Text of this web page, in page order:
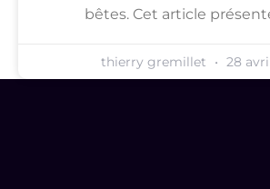
bêtes. Cet article
thierry gremillet 28